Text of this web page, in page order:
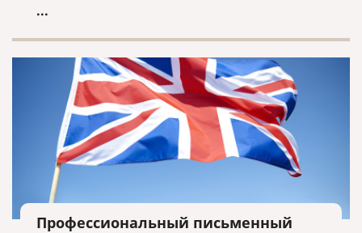
...
Профессиональный письменный